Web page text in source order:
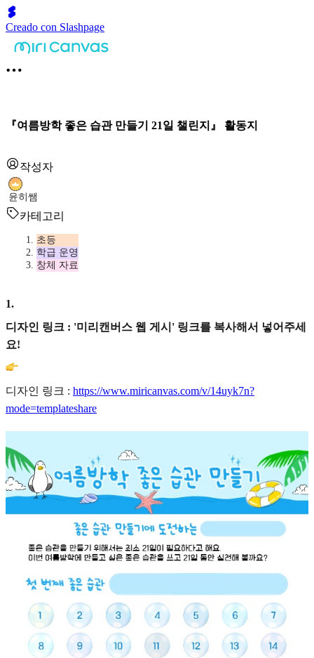
Creado con Slashpage
『여름방학 좋은 습관 만들기 21일 챌린지』 활동지
작성자
윤히쌤
카테고리
초등
학급 운영
창체 자료
1.
디자인 링크 : '미리캔버스 웹 게시' 링크를 복사해서 넣어주세
요!
디자인 링크 : https://www.miricanvas.com/v/14uyk7n?
mode=templateshare